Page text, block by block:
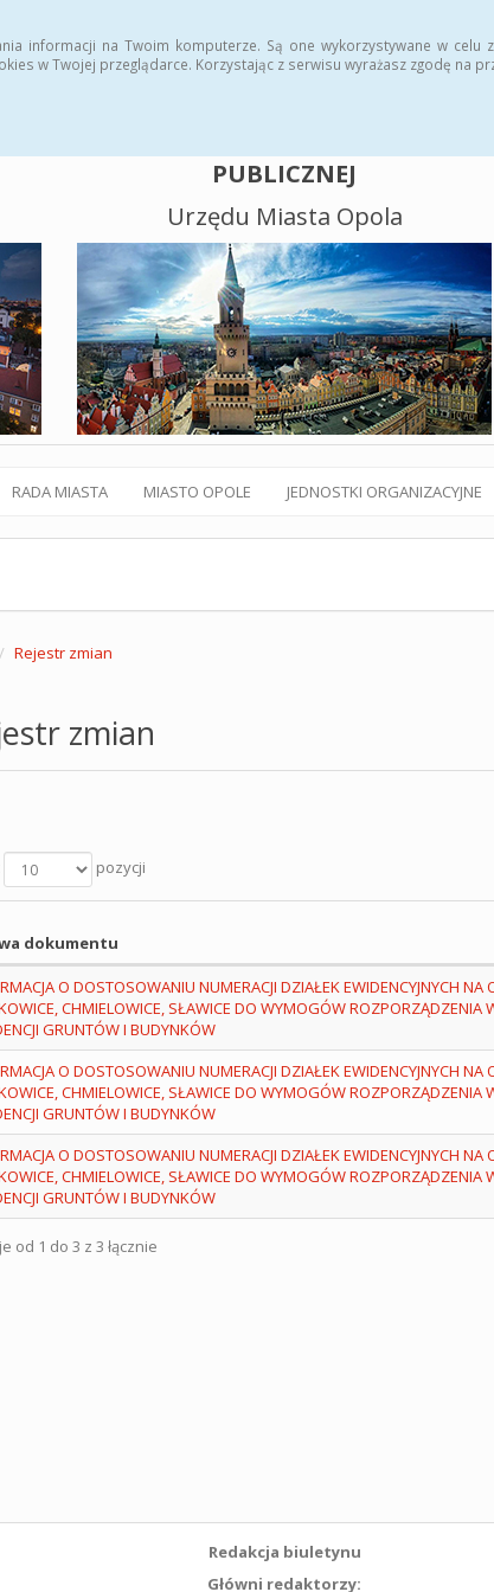
informacji na Twoim komputerze. Są one wykorzystywane w celu
w Twojej przeglądarce. Korzystając z serwisu wyrażasz zgodę na
PUBLICZNEJ
Urzędu Miasta Opola
RADA MIASTA MIASTO OPOLE JEDNOSTKI ORGANIZACYJNE
Rejestr zmian
zmian
pozycji
dokumentu
O DOSTOSOWANIU NUMERACJI DZIAŁEK EWIDENCYJNYCH NA
CHMIELOWICE, SŁAWICE DO WYMOGÓW ROZPORZĄDZENIA
GRUNTÓW I BUDYNKÓW
O DOSTOSOWANIU NUMERACJI DZIAŁEK EWIDENCYJNYCH NA
CHMIELOWICE, SŁAWICE DO WYMOGÓW ROZPORZĄDZENIA
GRUNTÓW I BUDYNKÓW
O DOSTOSOWANIU NUMERACJI DZIAŁEK EWIDENCYJNYCH NA
CHMIELOWICE, SŁAWICE DO WYMOGÓW ROZPORZĄDZENIA
GRUNTÓW I BUDYNKÓW
od 1 do 3 z 3 łącznie
Redakcja biuletynu
Główni redaktorzy: